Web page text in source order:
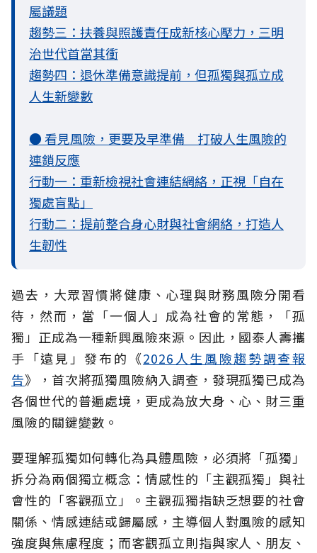
屬議題
趨勢三：扶養與照護責任成新核心壓力，三明
治世代首當其衝
趨勢四：退休準備意識提前，但孤獨與孤立成
人生新變數
● 看見風險，更要及早準備 打破人生風險的
連鎖反應
行動一：重新檢視社會連結網絡，正視「自在
獨處盲點」
行動二：提前整合身心財與社會網絡，打造人
生韌性
過去，大眾習慣將健康、心理與財務風險分開看
待，然而，當「一個人」成為社會的常態，「孤
獨」正成為一種新興風險來源。因此，國泰人壽攜
手「遠見」發布的《2026人生風險趨勢調查報
告》，首次將孤獨風險納入調查，發現孤獨已成為
各個世代的普遍處境，更成為放大身、心、財三重
風險的關鍵變數。
要理解孤獨如何轉化為具體風險，必須將「孤獨」
拆分為兩個獨立概念：情感性的「主觀孤獨」與社
會性的「客觀孤立」。主觀孤獨指缺乏想要的社會
關係、情感連結或歸屬感，主導個人對風險的感知
強度與焦慮程度；而客觀孤立則指與家人、朋友、